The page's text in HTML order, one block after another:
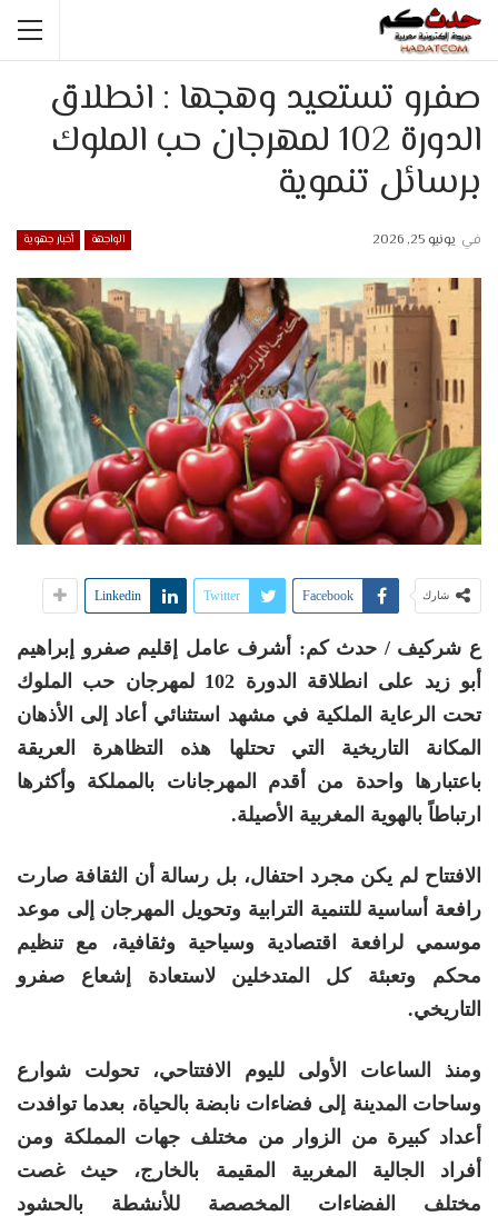
صفرو تستعيد وهجها : انطلاق
الدورة 102 لمهرجان حب الملوك
برسائل تنموية
الواجهة أخبار جهوية في يونيو 25, 2026
شارك Facebook
Twitter
Linkedin
ع شركيف / حدث كم: أشرف عامل إقليم صفرو إبراهيم
أبو زيد على انطلاقة الدورة 102 لمهرجان حب الملوك
تحت الرعاية الملكية في مشهد استثنائي أعاد إلى الأذهان
المكانة التاريخية التي تحتلها هذه التظاهرة العريقة
باعتبارها واحدة من أقدم المهرجانات بالمملكة وأكثرها
ارتباطاً بالهوية المغربية الأصيلة.
الافتتاح لم يكن مجرد احتفال، بل رسالة أن الثقافة صارت
رافعة أساسية للتنمية الترابية وتحويل المهرجان إلى موعد
موسمي لرافعة اقتصادية وسياحية وثقافية، مع تنظيم
محكم وتعبئة كل المتدخلين لاستعادة إشعاع صفرو
التاريخي.
ومنذ الساعات الأولى لليوم الافتتاحي، تحولت شوارع
وساحات المدينة إلى فضاءات نابضة بالحياة، بعدما توافدت
أعداد كبيرة من الزوار من مختلف جهات المملكة ومن
أفراد الجالية المغربية المقيمة بالخارج، حيث غصت
مختلف الفضاءات المخصصة للأنشطة بالحشود